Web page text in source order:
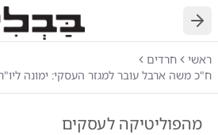
חזרה
ראשי
חרדים
ח"כ משה ארבל עובר למגזר העסקי: ימונה ליו"ר
מהפוליטיקה לעסקים